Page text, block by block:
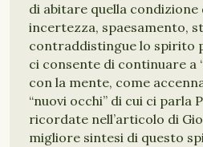
di abitare quella condizione
incertezza, spaesamento,
contraddistingue lo spirito
ci consente di continuare a
con la mente, come
“nuovi occhi” di cui ci parla
ricordate nell’articolo di
migliore sintesi di questo